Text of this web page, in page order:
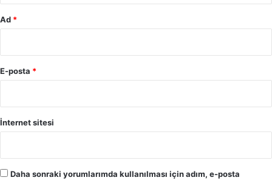
Ad *
E-posta *
İnternet sitesi
Daha sonraki yorumlarımda kullanılması için adım, e-posta